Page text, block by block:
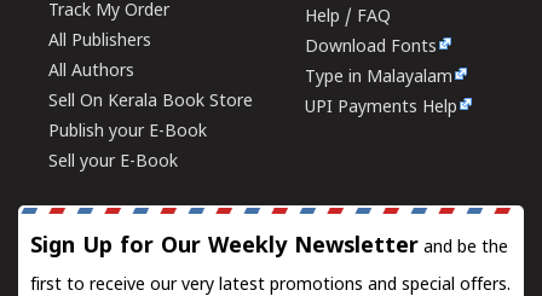
Track My Order
All Publishers
All Authors
Sell On Kerala Book Store
Publish your E-Book
Sell your E-Book
Help / FAQ
Download Fonts
Type in Malayalam
UPI Payments Help
Sign Up for Our Weekly Newsletter and be the
first to receive our very latest promotions and special offers.